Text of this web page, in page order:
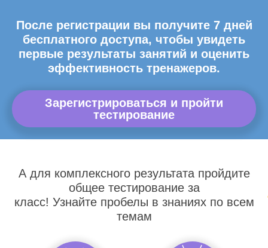
После регистрации вы получите 7 дней
бесплатного доступа, чтобы увидеть
первые результаты занятий и оценить
эффективность тренажеров.
Зарегистрироваться и пройти
тестирование
А для комплексного результата пройдите
общее тестирование за
класс! Узнайте пробелы в знаниях по всем
темам